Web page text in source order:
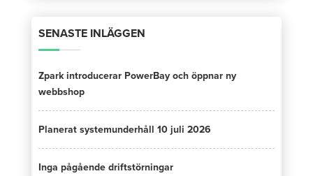
SENASTE INLÄGGEN
Zpark introducerar PowerBay och öppnar ny
webbshop
Planerat systemunderhåll 10 juli 2026
Inga pågående driftstörningar